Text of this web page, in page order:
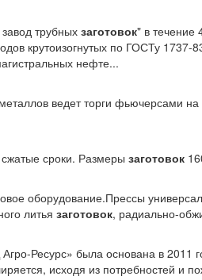
трубных заготовок" в течение
крутоизогнутых по ГОСТу
нефте...
ведет торги фьючерсами
сроки. Размеры заготовок
оборудование.Прессы
литья заготовок, радиально-
Ресурс» была основана в 2011
исходя из потребностей и